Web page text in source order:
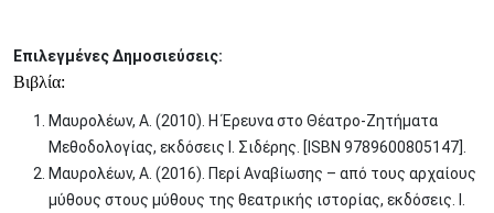
Επιλεγμένες Δημοσιεύσεις:
Βιβλία:
Μαυρολέων, Α. (2010). Η Έρευνα στο Θέατρο-Ζητήματα
Μεθοδολογίας, εκδόσεις Ι. Σιδέρης. [ISBN 9789600805147].
Μαυρολέων, A. (2016). Περί Αναβίωσης – από τους αρχαίους
μύθους στους μύθους της θεατρικής ιστορίας, εκδόσεις. Ι.